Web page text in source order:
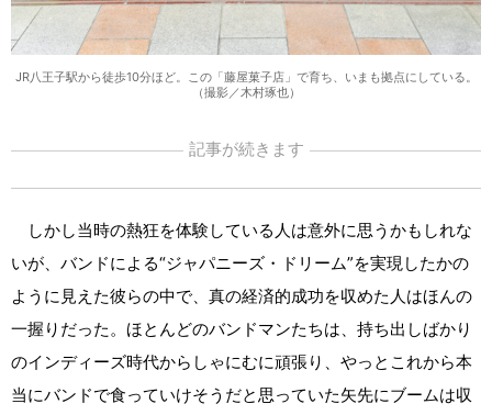
JR八王子駅から徒歩10分ほど。この「藤屋菓子店」で育ち、いまも拠点にしている。
（撮影／木村琢也）
記事が続きます
しかし当時の熱狂を体験している人は意外に思うかもしれな
いが、バンドによる“ジャパニーズ・ドリーム”を実現したかの
ように見えた彼らの中で、真の経済的成功を収めた人はほんの
一握りだった。ほとんどのバンドマンたちは、持ち出しばかり
のインディーズ時代からしゃにむに頑張り、やっとこれから本
当にバンドで食っていけそうだと思っていた矢先にブームは収